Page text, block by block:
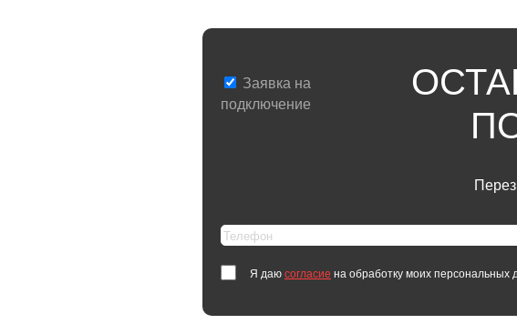
Заявка на
подключение
Я даюсогласие на обработку моих персональных